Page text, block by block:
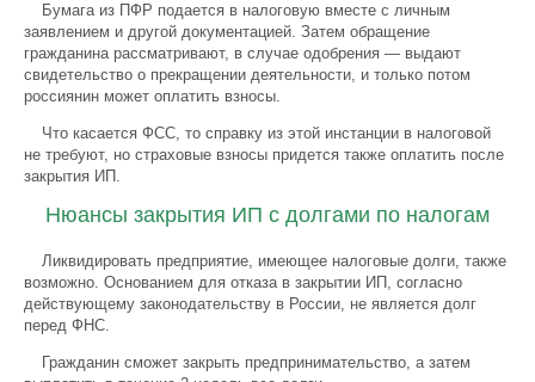
Бумага из ПФР подается в налоговую вместе с личным
заявлением и другой документацией. Затем обращение
гражданина рассматривают, в случае одобрения — выдают
свидетельство о прекращении деятельности, и только потом
россиянин может оплатить взносы.
Что касается ФСС, то справку из этой инстанции в налоговой
не требуют, но страховые взносы придется также оплатить после
закрытия ИП.
Нюансы закрытия ИП с долгами по налогам
Ликвидировать предприятие, имеющее налоговые долги, также
возможно. Основанием для отказа в закрытии ИП, согласно
действующему законодательству в России, не является долг
перед ФНС.
Гражданин сможет закрыть предпринимательство, а затем